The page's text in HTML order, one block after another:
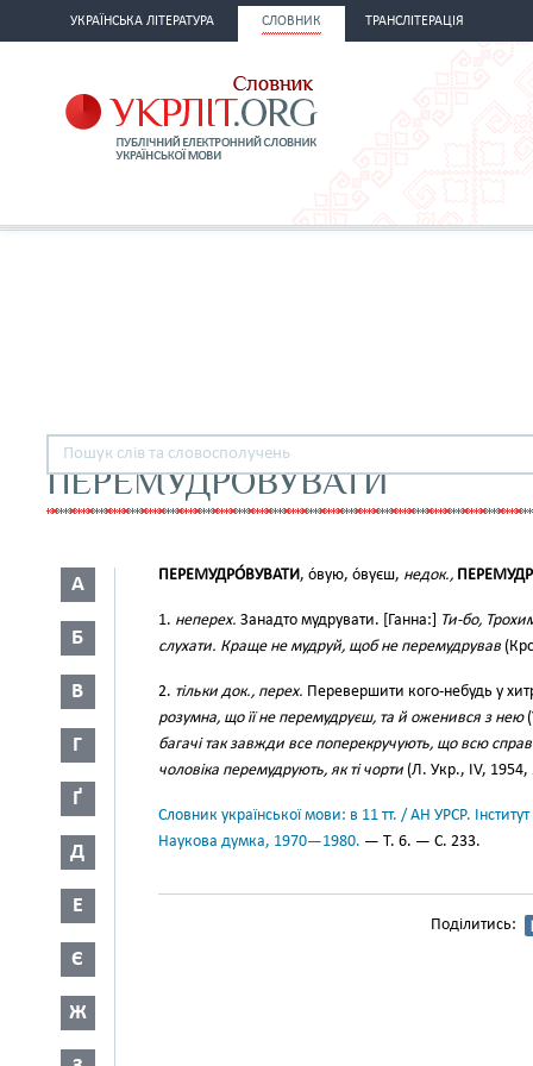
УКРАЇНСЬКА ЛІТЕРАТУРА СЛОВНИК ТРАНСЛІТЕРАЦІЯ
ПЕРЕМУДРОВУВАТИ
А
Б
В
Г
Ґ
Д
Е
Є
Ж
ПЕРЕМУДРО́ВУВАТИ, о́вую, о́вуєш, недок.,
1. неперех. Занадто мудрувати. [Ганна:]
Ти-бо,
слухати. Краще не мудруй, щоб не перемудрував
2. тільки док., перех. Перевершити кого-небудь у
розумна, що її не перемудруєш, та й оженився з нею
багачі так завжди все поперекручують, що всю
чоловіка перемудрують, як ті чорти (Л. Укр., IV, 1954,
Словник української мови: в 11 тт. / АН УРСР.
Наукова думка, 1970—1980. — Т. 6. — С. 233.
Поділитись: